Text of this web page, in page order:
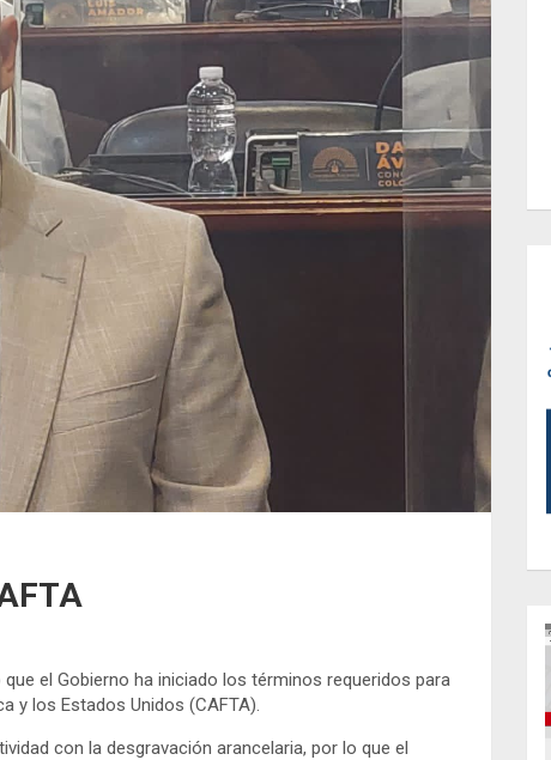
el Gobierno ha iniciado los términos requeridos para
y los Estados Unidos (CAFTA).
con la desgravación arancelaria, por lo que el